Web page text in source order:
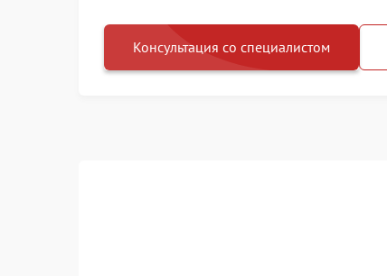
Консультация со специалистом